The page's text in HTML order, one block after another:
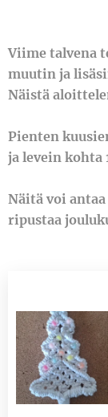
Viime talvena
muutin ja
Näistä
Pienten
ja levein kohta
Näitä voi
ripustaa